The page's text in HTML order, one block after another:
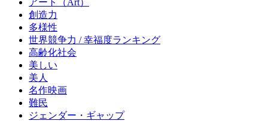
創造力
多様性
世界競争力 / 幸福度ランキング
高齢化社会
美しい
美人
名作映画
難民
ジェンダー・ギャップ